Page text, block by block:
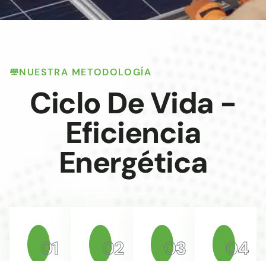
NUESTRA METODOLOGÍA
Ciclo De Vida -
Eficiencia
Energética
01 02 03 04